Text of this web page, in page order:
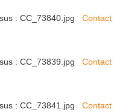
: CC_73840.jpg Contact
: CC_73839.jpg Contact
: CC_73841.jpg Contact